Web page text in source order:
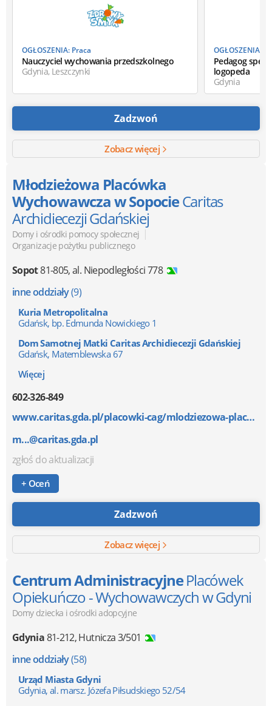
OGŁOSZENIA: Praca
Nauczyciel wychowania przedszkolnego
Gdynia, Leszczynki
OGŁOSZENIA:
Pedagog
logopeda
Gdynia
Zadzwoń
Zobacz więcej
Młodzieżowa Placówka
Wychowawcza w SopocieCaritas
Archidiecezji Gdańskiej
Domy i ośrodki pomocy społecznej |
Organizacje pożytku publicznego
Sopot81-805,al. Niepodległości 778
inne oddziały(9)
Kuria Metropolitalna
Gdańsk, bp. Edmunda Nowickiego 1
Dom Samotnej Matki Caritas Archidiecezji Gdańskiej
Gdańsk, Matemblewska 67
Więcej
602-326-849
www.caritas.gda.pl/placowki-cag/mlodziezowa-placowka...
m...@caritas.gda.pl
zgłoś do aktualizacji
+ Oceń
Zadzwoń
Zobacz więcej
Centrum AdministracyjnePlacówek
Opiekuńczo - Wychowawczych w Gdyni
Domy dziecka i ośrodki adopcyjne
Gdynia81-212,Hutnicza 3/501
inne oddziały(58)
Urząd Miasta Gdyni
Gdynia, al. marsz. Józefa Piłsudskiego 52/54